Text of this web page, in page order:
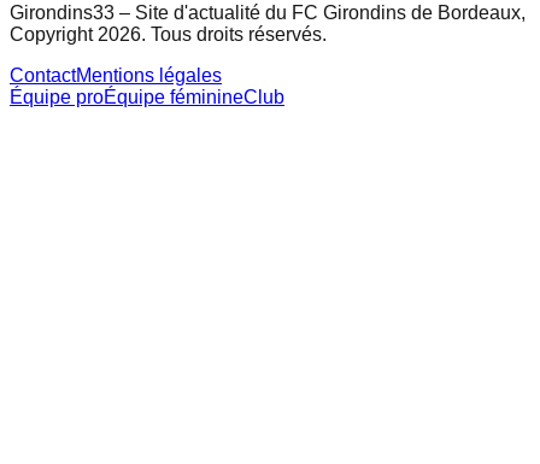
Girondins33 – Site d'actualité du FC Girondins de Bordeaux,
Copyright 2026. Tous droits réservés.
ContactMentions légales
Équipe proÉquipe féminineClub